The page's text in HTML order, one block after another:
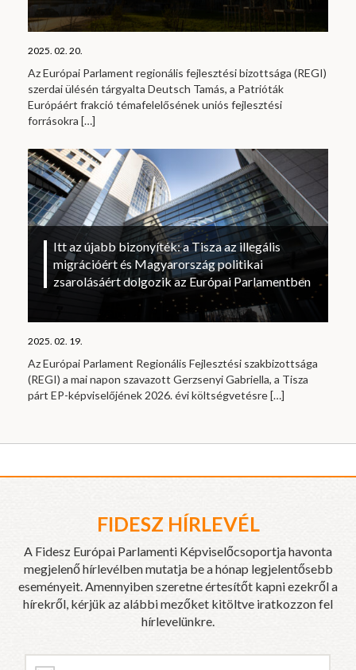
2025. 02. 20.
Az Európai Parlament regionális fejlesztési bizottsága (REGI)
szerdai ülésén tárgyalta Deutsch Tamás, a Patrióták
Európáért frakció témafelelősének uniós fejlesztési
forrásokra […]
Itt az újabb bizonyíték: a Tisza az illegális
migrációért és Magyarország politikai
zsarolásáért dolgozik az Európai Parlamentben
2025. 02. 19.
Az Európai Parlament Regionális Fejlesztési szakbizottsága
(REGI) a mai napon szavazott Gerzsenyi Gabriella, a Tisza
párt EP-képviselőjének 2026. évi költségvetésre[…]
FIDESZ HÍRLEVÉL
A Fidesz Európai Parlamenti Képviselőcsoportja havonta
megjelenő hírlevélben mutatja be a hónap legjelentősebb
eseményeit. Amennyiben szeretne értesítőt kapni ezekről a
hírekről, kérjük az alábbi mezőket kitöltve iratkozzon fel
hírlevelünkre.